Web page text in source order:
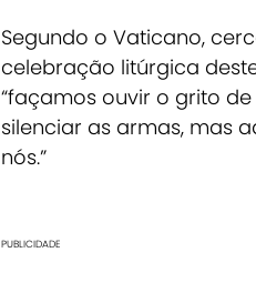
Segundo o Vaticano,
celebração litúrgica
“façamos ouvir o grito
silenciar as armas, mas
nós.”
PUBLICIDADE